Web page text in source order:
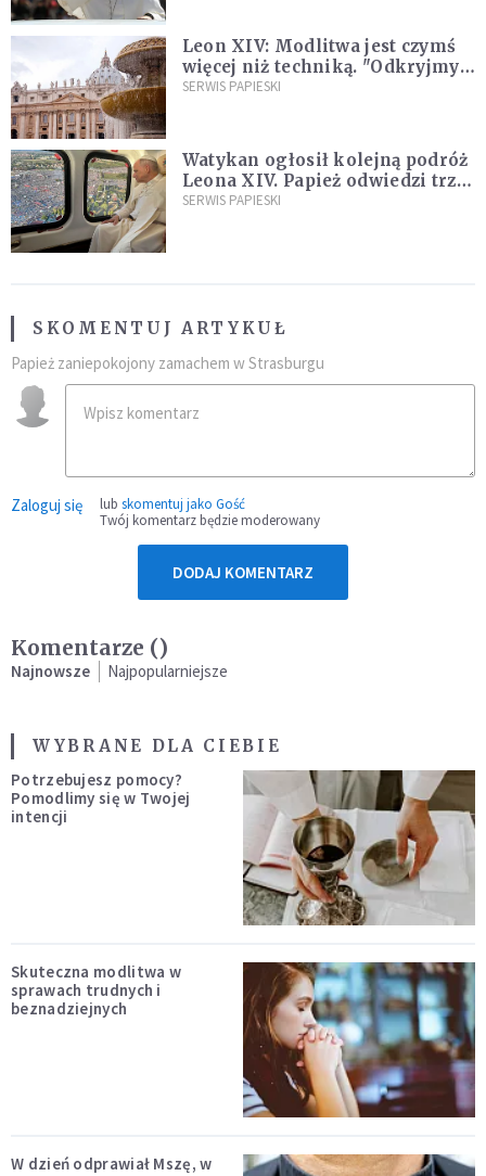
Leon XIV: Modlitwa jest czymś
więcej niż techniką. "Odkryjmy
ją na nowo"
SERWIS PAPIESKI
Watykan ogłosił kolejną podróż
Leona XIV. Papież odwiedzi trzy
kraje Ameryki Południowej
SERWIS PAPIESKI
SKOMENTUJ ARTYKUŁ
Papież zaniepokojony zamachem w Strasburgu
Zaloguj się lub skomentuj jako Gość
Twój komentarz będzie moderowany
DODAJ KOMENTARZ
Komentarze ()
Najnowsze Najpopularniejsze
WYBRANE DLA CIEBIE
Potrzebujesz pomocy?
Pomodlimy się w Twojej
intencji
Skuteczna modlitwa w
sprawach trudnych i
beznadziejnych
W dzień odprawiał Mszę, w